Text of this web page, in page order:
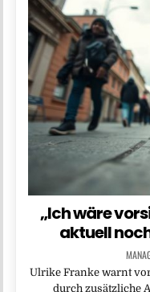
„Ich wäre
aktuell
Ulrike Franke warnt
durch zusätzliche